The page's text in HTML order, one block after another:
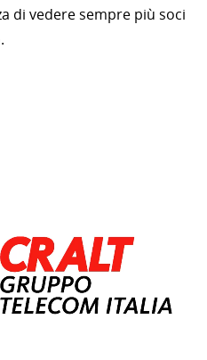
di vedere sempre più soci